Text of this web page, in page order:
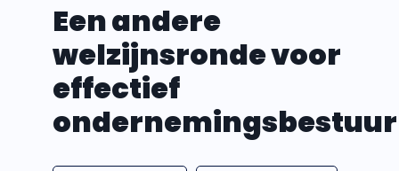
Een andere
welzijnsronde voor
effectief
ondernemingsbestuur